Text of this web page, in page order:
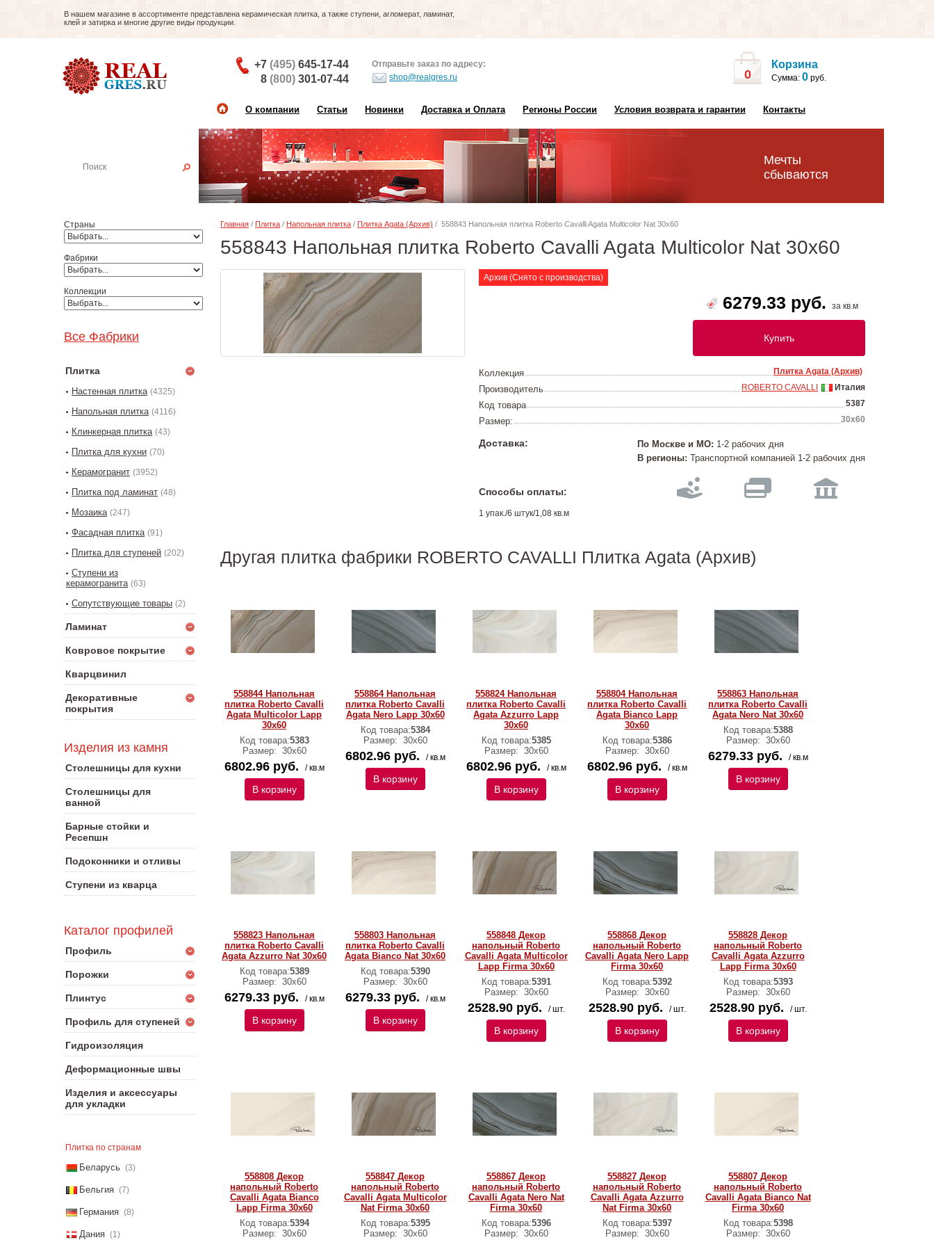
В нашем магазине в ассортименте представлена керамическая плитка, а также ступени, агломерат, ламинат,
клей и затирка и многие другие виды продукции.
+7 (495) 645-17-44
8 (800) 301-07-44
Отправьте заказ по адресу:
shop@realgres.ru
0
Корзина
Сумма: 0 руб.
О компании Статьи Новинки Доставка и Оплата Регионы России Условия возврата и гарантии Контакты
Мечты
сбываются
Страны
Фабрики
Коллекции
Все Фабрики
Плитка
Настенная плитка (4325)
Напольная плитка (4116)
Клинкерная плитка (43)
Плитка для кухни (70)
Керамогранит (3952)
Плитка под ламинат (48)
Мозаика (247)
Фасадная плитка (91)
Плитка для ступеней (202)
Ступени из
керамогранита (63)
Сопутствующие товары (2)
Ламинат
Ковровое покрытие
Кварцвинил
Декоративные
покрытия
Изделия из камня
Столешницы для кухни
Столешницы для
ванной
Барные стойки и
Ресепшн
Подоконники и отливы
Ступени из кварца
Каталог профилей
Профиль
Порожки
Плинтус
Профиль для ступеней
Гидроизоляция
Деформационные швы
Изделия и аксессуары
для укладки
Плитка по странам
Беларусь (3)
Бельгия (7)
Германия (8)
Дания (1)
Главная / Плитка / Напольная плитка / Плитка Agata (Архив) / 558843 Напольная плитка Roberto Cavalli Agata Multicolor Nat 30x60
558843 Напольная плитка Roberto Cavalli Agata Multicolor Nat 30x60
Архив (Снято с производства)
6279.33 руб. за кв.м
Купить
Коллекция Плитка Agata (Архив)
Производитель Италия
ROBERTO CAVALLI
Код товара 5387
Размер: 30х60
Доставка: По Москве и МО: 1-2 рабочих дня
В регионы: Транспортной компанией 1-2 рабочих дня
Способы оплаты:
1 упак./6 штук/1,08 кв.м
Другая плитка фабрики ROBERTO CAVALLI Плитка Agata (Архив)
558844 Напольная
плитка Roberto Cavalli
Agata Multicolor Lapp
30x60
Код товара:5383
Размер: 30х60
6802.96 руб. / кв.м
В корзину
558864 Напольная
плитка Roberto Cavalli
Agata Nero Lapp 30x60
Код товара:5384
Размер: 30х60
6802.96 руб. / кв.м
В корзину
558824 Напольная
плитка Roberto Cavalli
Agata Azzurro Lapp
30x60
Код товара:5385
Размер: 30х60
6802.96 руб. / кв.м
В корзину
558804 Напольная
плитка Roberto Cavalli
Agata Bianco Lapp
30x60
Код товара:5386
Размер: 30х60
6802.96 руб. / кв.м
В корзину
558863 Напольная
плитка Roberto Cavalli
Agata Nero Nat 30x60
Код товара:5388
Размер: 30х60
6279.33 руб. / кв.м
В корзину
558823 Напольная
плитка Roberto Cavalli
Agata Azzurro Nat 30x60
Код товара:5389
Размер: 30х60
6279.33 руб. / кв.м
В корзину
558803 Напольная
плитка Roberto Cavalli
Agata Bianco Nat 30x60
Код товара:5390
Размер: 30х60
6279.33 руб. / кв.м
В корзину
558848 Декор
напольный Roberto
Cavalli Agata Multicolor
Lapp Firma 30x60
Код товара:5391
Размер: 30х60
2528.90 руб. / шт.
В корзину
558868 Декор
напольный Roberto
Cavalli Agata Nero Lapp
Firma 30x60
Код товара:5392
Размер: 30х60
2528.90 руб. / шт.
В корзину
558828 Декор
напольный Roberto
Cavalli Agata Azzurro
Lapp Firma 30x60
Код товара:5393
Размер: 30х60
2528.90 руб. / шт.
В корзину
558808 Декор
напольный Roberto
Cavalli Agata Bianco
Lapp Firma 30x60
Код товара:5394
Размер: 30х60
558847 Декор
напольный Roberto
Cavalli Agata Multicolor
Nat Firma 30x60
Код товара:5395
Размер: 30х60
558867 Декор
напольный Roberto
Cavalli Agata Nero Nat
Firma 30x60
Код товара:5396
Размер: 30х60
558827 Декор
напольный Roberto
Cavalli Agata Azzurro
Nat Firma 30x60
Код товара:5397
Размер: 30х60
558807 Декор
напольный Roberto
Cavalli Agata Bianco Nat
Firma 30x60
Код товара:5398
Размер: 30х60